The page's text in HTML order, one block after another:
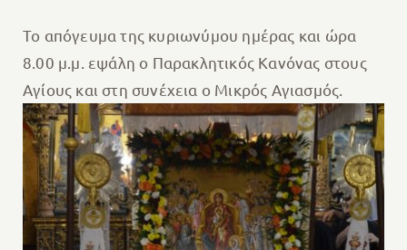
Το απόγευμα της κυριωνύμου ημέρας και ώρα
8.00 μ.μ. εψάλη ο Παρακλητικός Κανόνας στους
Αγίους και στη συνέχεια ο Μικρός Αγιασμός.